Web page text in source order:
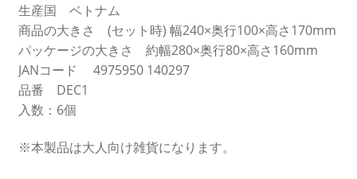
生産国 ベトナム
商品の大きさ (セット時) 幅240×奥行100×高さ170mm
パッケージの大きさ 約幅280×奥行80×高さ160mm
JANコード 4975950 140297
品番 DEC1
入数：6個
※本製品は大人向け雑貨になります。